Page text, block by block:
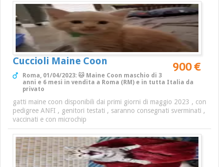
Cuccioli Maine Coon 900 €
Roma, 01/04/2023: 🐱 Maine Coon maschio di 3
anni e 6 mesi in vendita a Roma (RM) e in tutta Italia da
privato
gatti maine coon disponibili dai primi giorni di maggio 2023 , con
pedigree ANFI , genitori testati , saranno consegnati sverminati ,
vaccinati e con microchip